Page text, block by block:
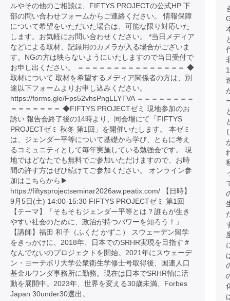
ルやその他のご相談は、FIFTYS PROJECTの公式HP 下
部の問い合わせフォームからご連絡ください。 情報保障
について希望をいただいた場合は、可能な限り対応いた
します。お気軽にお問い合わせください。 *当日メディア
などによる取材、記録用のカメラが入る場合がございま
す。NGの方は映らないようにいたしますので当日受付で
お申し出ください。 ＝＝＝＝＝＝＝＝＝＝＝＝＝＝＝ ◆
取材について 取材を希望するメディア関係者の方は、別
途以下フォームよりお申し込みください。
https://forms.gle/Fps52vhsPngLLYTVA ＝＝＝＝＝＝＝＝
＝＝＝＝＝＝＝ ◆FIFTYS PROJECTゼミ 現地参加のお
誘い 報告会終了後の14時より、同会場にて「FIFTYS
PROJECTゼミ 秋冬 第1回」を開催いたします。 本ゼミ
は、ジェンダー平等について基礎から学び、ともに考え
るコミュニティとして毎年実施している勉強会です。 現
地ではどなたでも無料でご参加いただけますので、お時
間の許す方はぜひ続けてご参加ください。 オンライン参
加はこちらから▶︎
https://fiftysprojectseminar2026aw.peatix.com/ 【日時】
9月5日(土) 14:00-15:30 FIFTYS PROJECTゼミ 第1回
【テーマ】「そもそもジェンダー平等とは？誰もが生き
やすい社会のために、政治が持つパワーを知ろう！」
【講師】福田 和子（ふくだ かずこ） スウェーデン留学
をきっかけに、2018年、日本でのSRHR実現を目指す＃
なんでないのプロジェクトを開始。2021年にスウェーデ
ン・ヨーテボリ大学公衆衛生学修士号取得後、国連人口
基金ルワンダ事務所に勤務。現在は日本でSRHR軸に活
動を展開中。2023年、世界を変える30歳未満、Forbes
Japan 30under30選出。